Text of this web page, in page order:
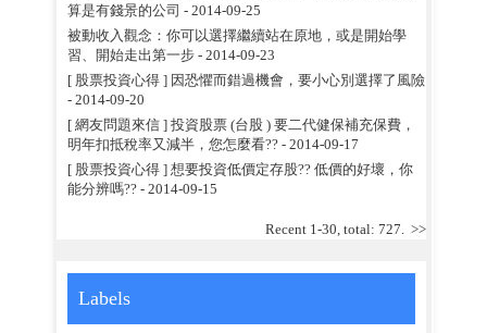
算是有錢景的公司 - 2014-09-25
被動收入觀念：你可以選擇繼續站在原地，或是開始學
習、開始走出第一步 - 2014-09-23
[ 股票投資心得 ] 因恐懼而錯過機會，要小心別選擇了風險
- 2014-09-20
[ 網友問題來信 ] 投資股票 (台股 ) 要二代健保補充保費，
明年扣抵稅率又減半，您怎麼看??- 2014-09-17
[ 股票投資心得 ] 想要投資低價定存股?? 低價的好壞，你
能分辨嗎??- 2014-09-15
Recent 1-30, total: 727. >>
Labels